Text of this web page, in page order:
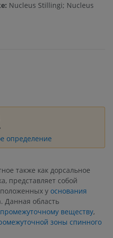
Nucleus Stillingi; Nucleus
определение
также как дорсальное
представляет собой
у основания
Данная область
веществу,
зоны спинного